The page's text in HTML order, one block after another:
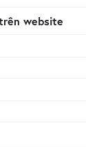
website